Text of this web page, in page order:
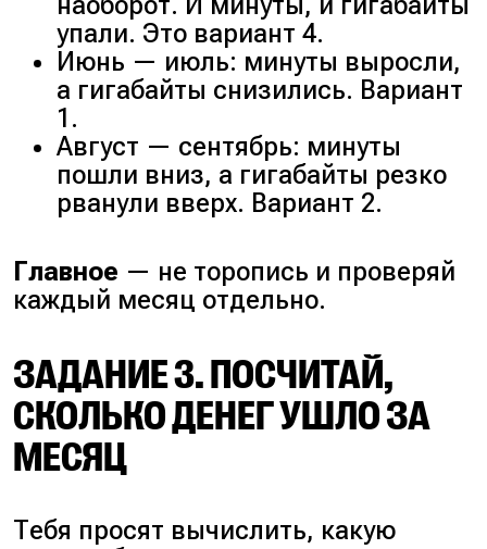
упали. Это вариант 4.
Июнь — июль: минуты выросли,
а гигабайты снизились. Вариант
1.
Август — сентябрь: минуты
пошли вниз, а гигабайты резко
рванули вверх. Вариант 2.
Главное — не торопись и проверяй
каждый месяц отдельно.
ЗАДАНИЕ 3. ПОСЧИТАЙ,
СКОЛЬКО ДЕНЕГ УШЛО ЗА
МЕСЯЦ
Тебя просят вычислить, какую